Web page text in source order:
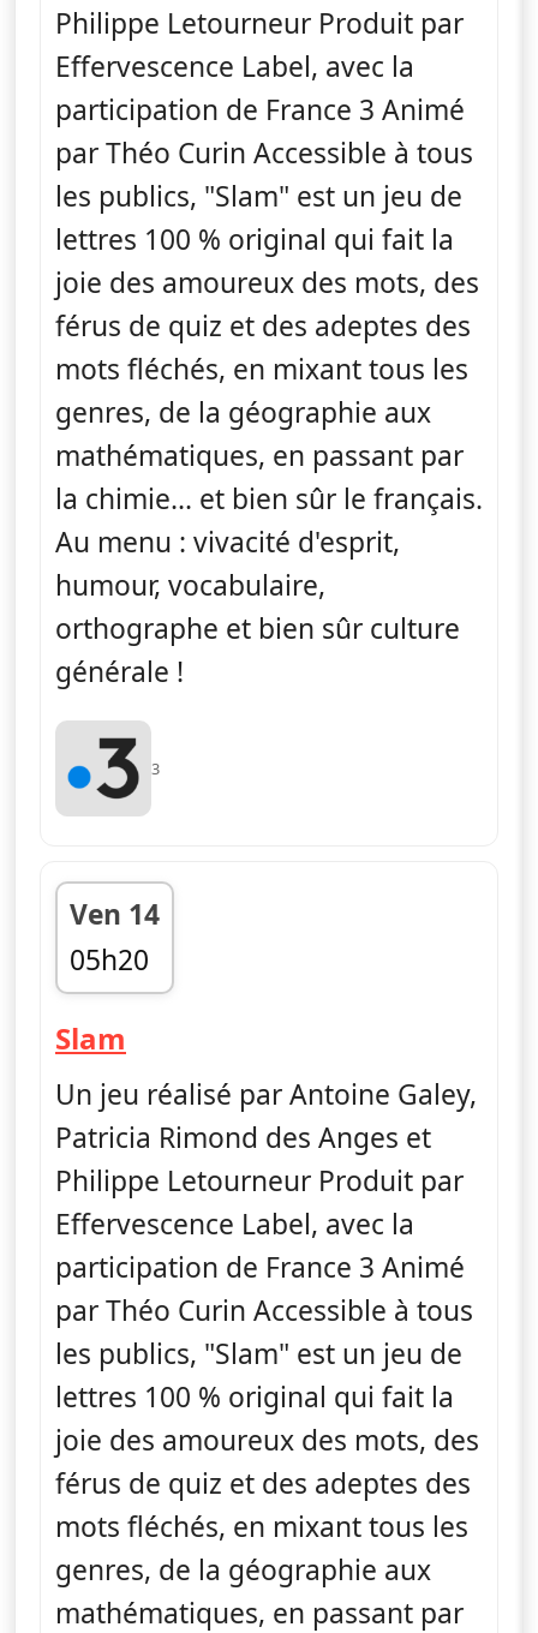
Philippe Letourneur Produit par
Effervescence Label, avec la
participation de France 3 Animé
par Théo Curin Accessible à tous
les publics, "Slam" est un jeu de
lettres 100 % original qui fait la
joie des amoureux des mots, des
férus de quiz et des adeptes des
mots fléchés, en mixant tous les
genres, de la géographie aux
mathématiques, en passant par
la chimie... et bien sûr le français.
Au menu : vivacité d'esprit,
humour, vocabulaire,
orthographe et bien sûr culture
générale !
3
Ven 14
05h20
fin 06h01
Slam
Un jeu réalisé par Antoine Galey,
Patricia Rimond des Anges et
Philippe Letourneur Produit par
Effervescence Label, avec la
participation de France 3 Animé
par Théo Curin Accessible à tous
les publics, "Slam" est un jeu de
lettres 100 % original qui fait la
joie des amoureux des mots, des
férus de quiz et des adeptes des
mots fléchés, en mixant tous les
genres, de la géographie aux
mathématiques, en passant par